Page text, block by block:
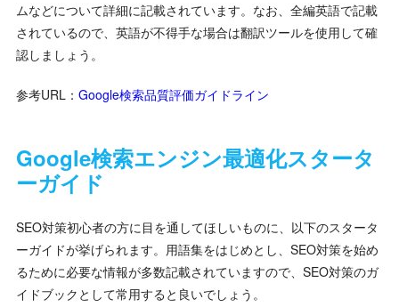
ムなどについて詳細に記載されています。なお、全編英語で記載
されているので、英語が不得手な場合は翻訳ツールを使用して確
認しましょう。
参考URL： Google検索品質評価ガイドライン
Google検索エンジン最適化スタータ
ーガイド
SEO対策初心者の方に目を通してほしいものに、以下のスタータ
ーガイドが挙げられます。用語集をはじめとし、SEO対策を始め
るために必要な情報が多数記載されていますので、SEO対策のガ
イドブックとして常用すると良いでしょう。